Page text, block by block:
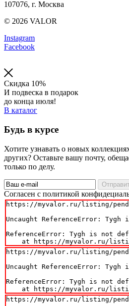
107076, г. Москва
© 2026 VALOR
Instagram
Facebook
Скидка 10%
И подвеска в подарок
до конца июля!
В каталог
Будь в курсе
Хотите узнавать о новых
других? Оставьте вашу почту,
только по делу.
Cогласен с политикой
https://myvalor.ru/listing/
Uncaught ReferenceError:
ReferenceError: Tygh is not
at https://myvalor.ru/
https://myvalor.ru/listing/
Uncaught ReferenceError:
ReferenceError: Tygh is not
at https://myvalor.ru/
https://myvalor.ru/listing/